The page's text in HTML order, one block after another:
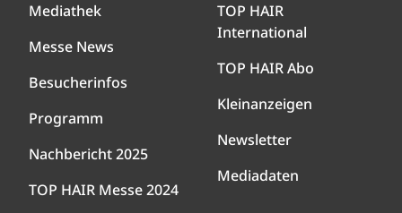
Mediathek
Messe News
Besucherinfos
Programm
Nachbericht 2025
TOP HAIR Messe 2024
TOP HAIR
International
TOP HAIR Abo
Kleinanzeigen
Newsletter
Mediadaten